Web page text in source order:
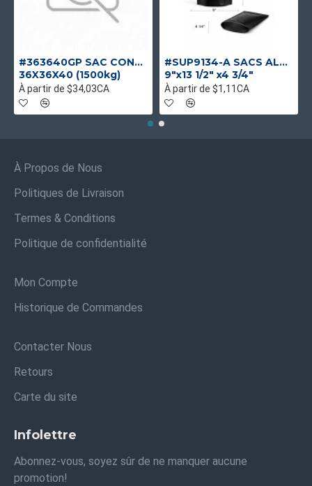
#363640GP SAC CONTENEUR GOUL/PLAT UV UNIQUE
36X36X40 (1500kg)
À partir de $34,03CA
#SUP9134-A SACS ALUMINIUM NOIR MAT DEBOUT
9"x13 1/2" x4 3/4"
À partir de $1,11CA
À Propos de Nous
Politiques de Livraison
Termes & Conditions
Politique de confidentialité
Mon Compte
Historique de Commandes
Contacter Nous
Retours
Carte du site
Infolettre
Abonnez-vous, soyez sûr de ne manquer aucune
promotion!